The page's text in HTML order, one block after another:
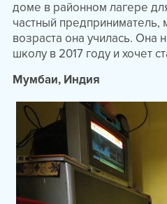
доме в районном лагере
частный предприниматель,
возраста она училась. Она
школу в 2017 году и хочет
Мумбаи, Индия